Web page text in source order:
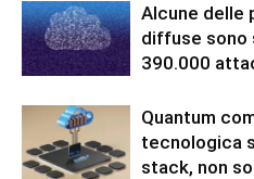
Alcune delle
diffuse sono
390.000
Quantum
tecnologica
stack, non